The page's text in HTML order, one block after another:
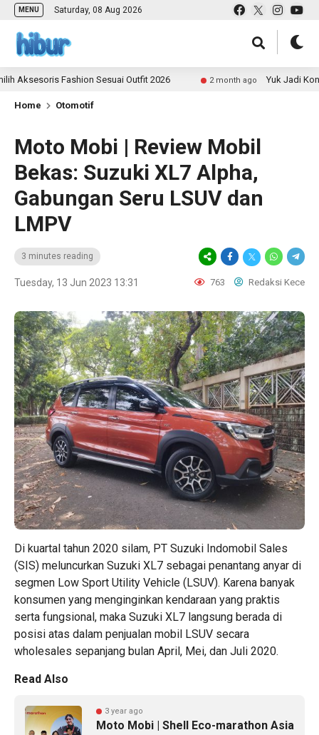
MENU Saturday, 08 Aug 2026
Fashion Sesuai Outfit 2026 2 month ago Yuk Jadi
Home Otomotif
Moto Mobi | Review Mobil
Bekas: Suzuki XL7 Alpha,
Gabungan Seru LSUV dan
LMPV
3 minutes reading
Tuesday, 13 Jun 2023 13:31 763 Redaksi Kece
Di kuartal tahun 2020 silam, PT Suzuki Indomobil Sales
(SIS) meluncurkan Suzuki XL7 sebagai penantang anyar di
segmen Low Sport Utility Vehicle (LSUV). Karena banyak
konsumen yang menginginkan kendaraan yang praktis
serta fungsional, maka Suzuki XL7 langsung berada di
posisi atas dalam penjualan mobil LSUV secara
wholesales sepanjang bulan April, Mei, dan Juli 2020.
Read Also
3 year ago
Moto Mobi | Shell Eco-marathon Asia